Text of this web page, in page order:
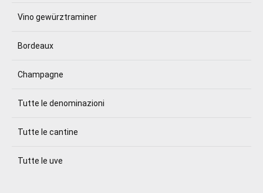
Vino gewürztraminer
Bordeaux
Champagne
Tutte le denominazioni
Tutte le cantine
Tutte le uve